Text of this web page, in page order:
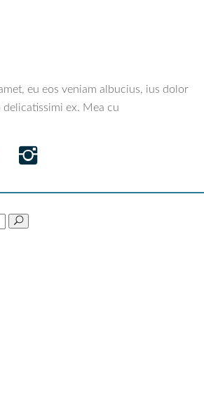
eu eos veniam albucius, ius dolor
ex. Mea cu